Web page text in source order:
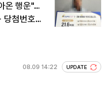
온 행운"…
첨번호조
08.09 14:22 UPDATE